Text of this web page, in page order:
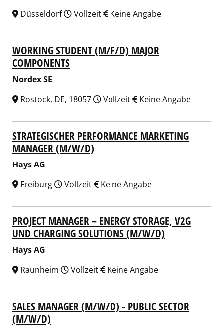
Düsseldorf
Vollzeit Keine Angabe
WORKING STUDENT (M/F/D) MAJOR
COMPONENTS
Nordex SE
Rostock, DE, 18057
Vollzeit Keine Angabe
STRATEGISCHER PERFORMANCE MARKETING
MANAGER (M/W/D)
Hays AG
Freiburg
Vollzeit Keine Angabe
PROJECT MANAGER – ENERGY STORAGE, V2G
UND CHARGING SOLUTIONS (M/W/D)
Hays AG
Raunheim
Vollzeit Keine Angabe
SALES MANAGER (M/W/D) - PUBLIC SECTOR
(M/W/D)